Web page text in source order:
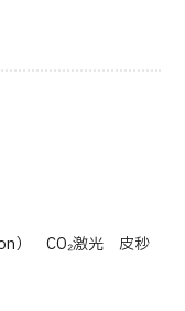
） CO₂激光 皮秒